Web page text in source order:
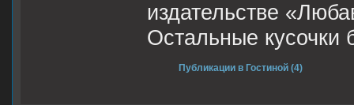
издательстве
Остальные кусочки
Публикации в Гостиной (4)